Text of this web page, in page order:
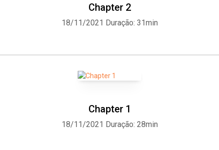
Chapter 2
18/11/2021 Duração: 31min
Chapter 1
18/11/2021 Duração: 28min
Facebook